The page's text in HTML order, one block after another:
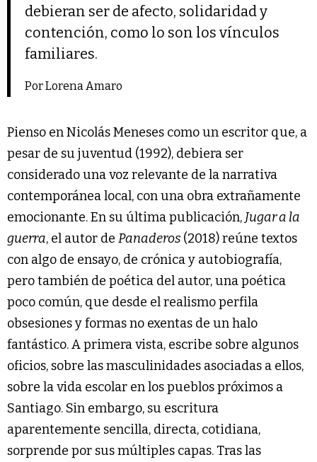
debieran ser de afecto, solidaridad y
contención, como lo son los vínculos
familiares.
Por Lorena Amaro
Pienso en Nicolás Meneses como un escritor que, a
pesar de su juventud (1992), debiera ser
considerado una voz relevante de la narrativa
contemporánea local, con una obra extrañamente
emocionante. En su última publicación, Jugar a la
guerra, el autor de Panaderos (2018) reúne textos
con algo de ensayo, de crónica y autobiografía,
pero también de poética del autor, una poética
poco común, que desde el realismo perfila
obsesiones y formas no exentas de un halo
fantástico. A primera vista, escribe sobre algunos
oficios, sobre las masculinidades asociadas a ellos,
sobre la vida escolar en los pueblos próximos a
Santiago. Sin embargo, su escritura
aparentemente sencilla, directa, cotidiana,
sorprende por sus múltiples capas. Tras las